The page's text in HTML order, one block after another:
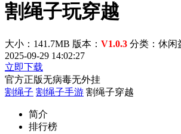
割绳子玩穿越
大小：141.7MB 版本： V1.0.3 分类：休闲
2025-09-29 14:02:27
立即下载
官方正版无病毒无外挂
割绳子 割绳子手游 割绳子穿越
简介
排行榜